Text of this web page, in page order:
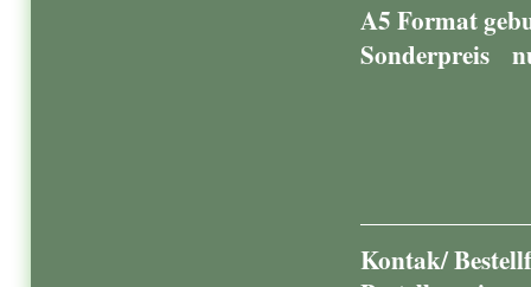
A5 Format
Sonderpreis
Kontak/